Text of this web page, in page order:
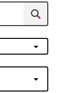
Suchen